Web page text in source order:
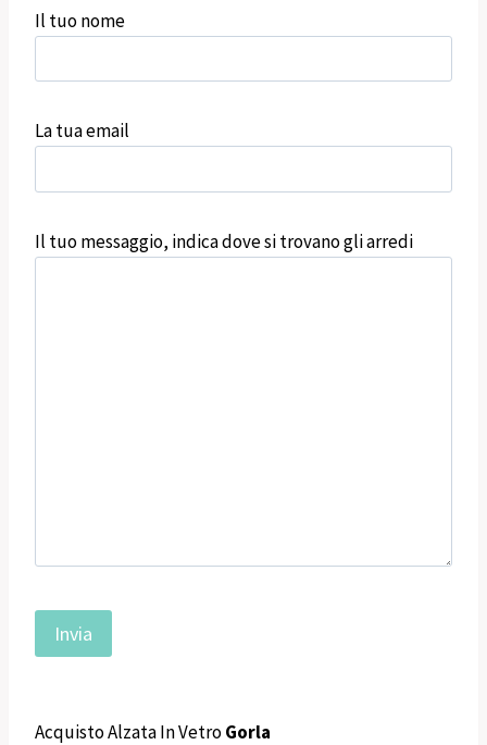
Il tuo nome
La tua email
Il tuo messaggio, indica dove si trovano gli arredi
Acquisto Alzata In VetroGorla